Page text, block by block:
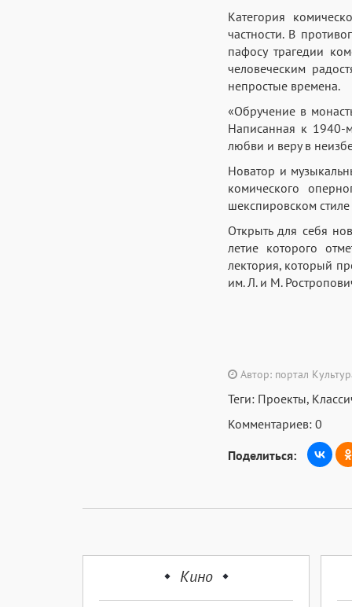
Категория
частности. В
пафосу трагедии
человеческим
непростые времена.
«Обручение в
Написанная к 1940-
любви и веру в
Новатор и
комического
шекспировском
Открыть для себя
летие которого
лектория, который
им. Л. и М.
Автор: портал
Теги: Проекты,
Комментариев: 0
Поделиться:
Кино